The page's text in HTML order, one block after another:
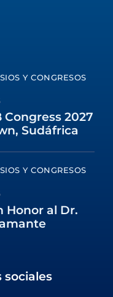
Y CONGRESOS
Congress 2027
Sudáfrica
Y CONGRESOS
Honor al Dr.
sociales